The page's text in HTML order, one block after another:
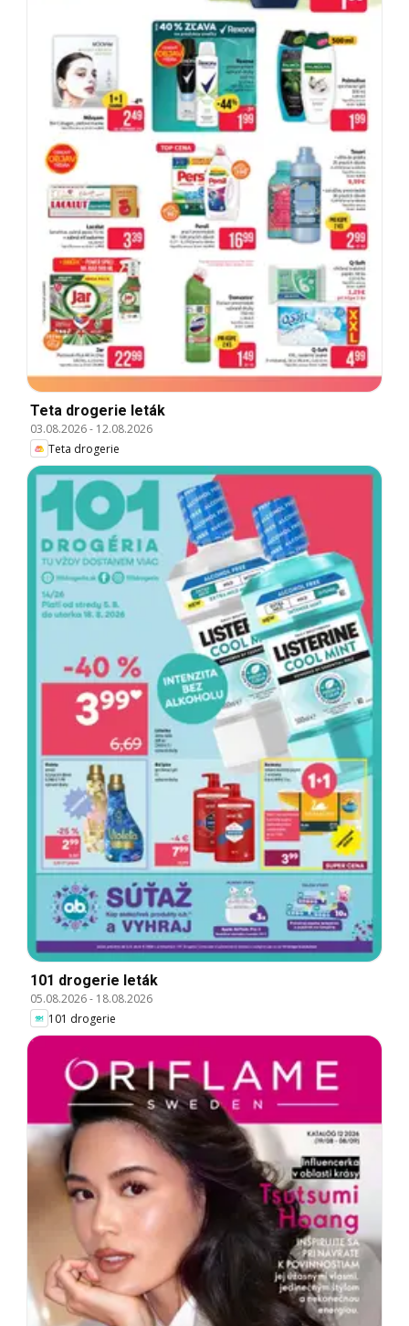
Teta drogerie leták
03.08.2026- 12.08.2026
Teta drogerie
101 drogerie leták
05.08.2026- 18.08.2026
101 drogerie